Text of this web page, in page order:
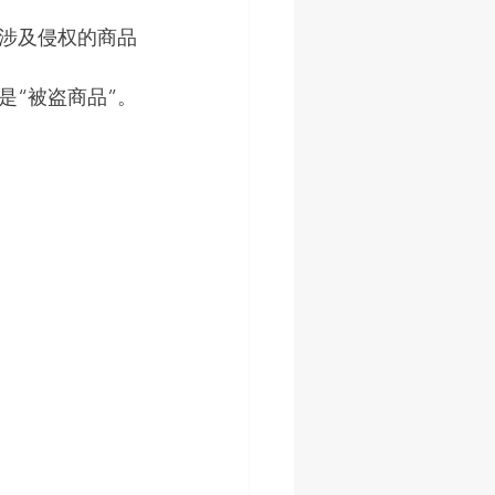
及侵权的商品
被盗商品”。